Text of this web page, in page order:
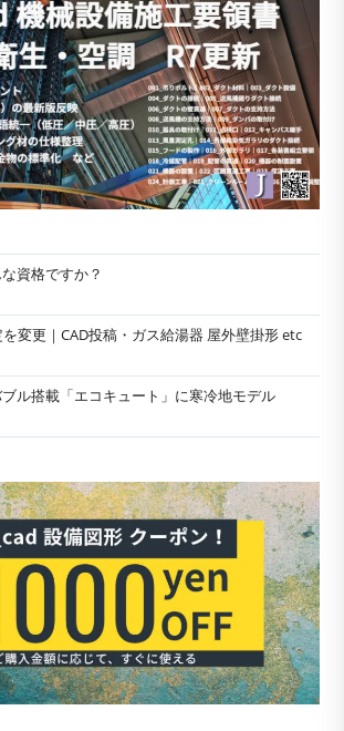
資格ですか？
変更｜CAD投稿・ガス給湯器 屋外壁掛形 etc
ル搭載「エコキュート」に寒冷地モデル